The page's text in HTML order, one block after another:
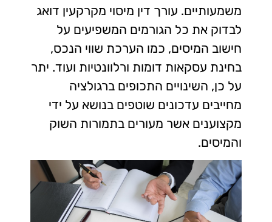
משמעותיים. עורך דין מיסוי מקרקעין דואג
לבדוק את כל הגורמים המשפיעים על
חישוב המיסים, כמו הערכת שווי הנכס,
בחינת עסקאות דומות ורלוונטיות ועוד. יתר
על כן, השינויים התכופים ברגולציה
מחייבים עדכונים שוטפים בנושא על ידי
מקצוענים אשר מעורים בתמורות השוק
והמיסים.